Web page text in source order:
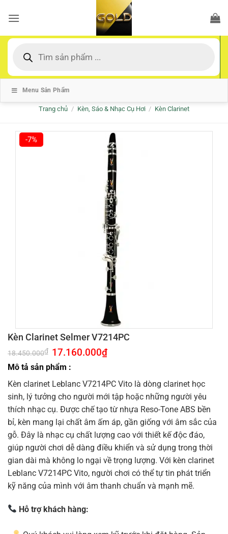
qua
dung
kiếm
Menu Sản Phẩm
Trang chủ / Kèn, Sáo & Nhạc Cụ Hơi / Kèn Clarinet
-7%
Kèn Clarinet Selmer V7214PC
18.450.000₫ Giá
gốc
là:
18.450.000₫.
17.160.000₫Giá
17.160.000₫.
Mô tả sản phẩm :
Kèn clarinet Leblanc V7214PC Vito là dòng clarinet học
sinh, lý tưởng cho người mới tập hoặc những người yêu
thích nhạc cụ. Được chế tạo từ nhựa Reso-Tone ABS bền
bỉ, kèn mang lại chất âm ấm áp, gần giống với âm sắc của
gỗ. Đây là nhạc cụ chất lượng cao với thiết kế độc đáo,
giúp người chơi dễ dàng điều khiển và sử dụng trong thời
gian dài mà không lo ngại về trọng lượng. Với kèn clarinet
Leblanc V7214PC Vito, người chơi có thể tự tin phát triển
kỹ năng của mình với âm thanh chuẩn và mạnh mẽ.
Hỗ trợ khách hàng: